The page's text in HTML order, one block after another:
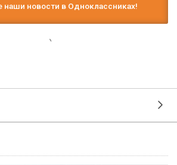
новости в Одноклассниках!